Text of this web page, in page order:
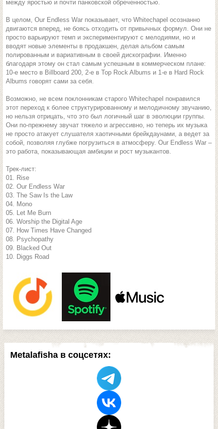
Metalafisha в соцсетях:
между яростью и почти панковской обреченностью.
В целом, Our Endless War показывает, что Whitechapel осознанно
двигаются вперед, не боясь отходить от привычных формул. Они не
просто варьируют темп и экспериментируют с мелодиями, но и
вводят новые элементы в продакшен, делая альбом самым
полированным и вариативным в своей дискографии. Именно
благодаря этому он стал самым успешным в коммерческом плане:
10-е место в Billboard 200, 2-е в Top Rock Albums и 1-е в Hard Rock
Albums говорят сами за себя.
Возможно, не всем поклонникам старого Whitechapel понравился
этот переход к более структурированному и мелодичному звучанию,
но нельзя отрицать, что это был логичный шаг в эволюции группы.
Они по-прежнему звучат тяжело и агрессивно, но теперь их музыка
не просто атакует слушателя хаотичными брейкдаунами, а ведет за
собой, позволяя глубже погрузиться в атмосферу. Our Endless War –
это работа, показывающая амбиции и рост музыкантов.
Трек-лист:
01. Rise
02. Our Endless War
03. The Saw Is the Law
04. Mono
05. Let Me Burn
06. Worship the Digital Age
07. How Times Have Changed
08. Psychopathy
09. Blacked Out
10. Diggs Road